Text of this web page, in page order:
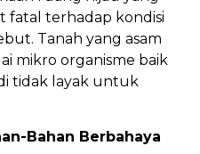
fatal terhadap kondisi
Tanah yang asam
mikro organisme baik
tidak layak untuk
Bahan Berbahaya